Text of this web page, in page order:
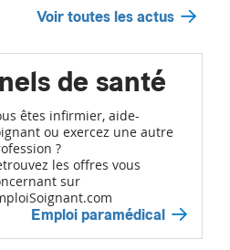
Voir toutes les actus
de santé
êtes infirmier, aide-
ou exercez une autre
?
les offres vous
sur
Emploi paramédical